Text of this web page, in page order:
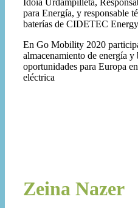
para Energía, y responsable
baterías de CIDETEC
En Go Mobility 2020
almacenamiento de energía y
oportunidades para Europa
eléctrica
Zeina Nazer